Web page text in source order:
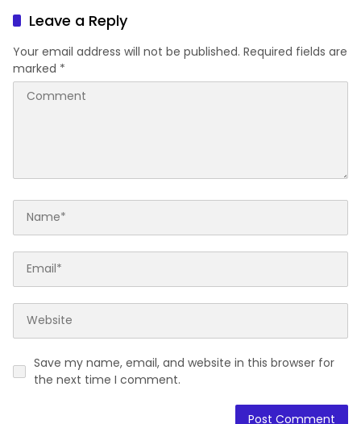
Leave a Reply
Your email address will not be published. Required fields are
marked *
Save my name, email, and website in this browser for
the next time I comment.